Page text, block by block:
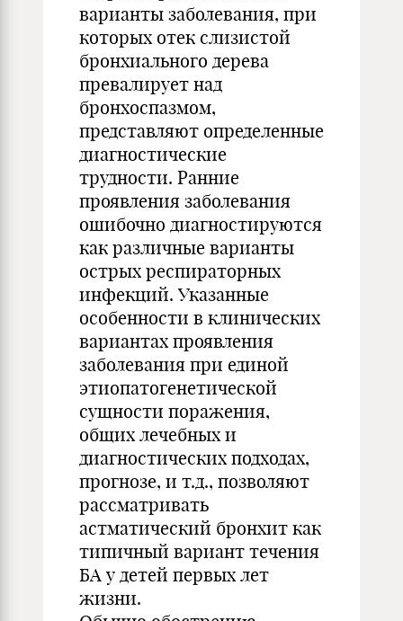
варианты заболевания, при
которых отек слизистой
бронхиального дерева
превалирует над
бронхоспазмом,
представляют определенные
диагностические
трудности. Ранние
проявления заболевания
ошибочно диагностируются
как различные варианты
острых респираторных
инфекций. Указанные
особенности в клинических
вариантах проявления
заболевания при единой
этиопатогенетической
сущности поражения,
общих лечебных и
диагностических подходах,
прогнозе, и т.д., позволяют
рассматривать
астматический бронхит как
типичный вариант течения
БА у детей первых лет
жизни.